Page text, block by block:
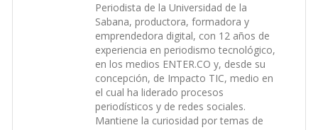
Periodista de la Universidad de la
Sabana, productora, formadora y
emprendedora digital, con 12 años de
experiencia en periodismo tecnológico,
en los medios ENTER.CO y, desde su
concepción, de Impacto TIC, medio en
el cual ha liderado procesos
periodísticos y de redes sociales.
Mantiene la curiosidad por temas de